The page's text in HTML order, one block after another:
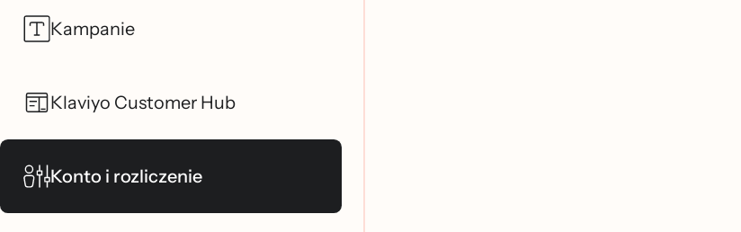
Kampanie
Klaviyo Customer Hub
Konto i rozliczenie